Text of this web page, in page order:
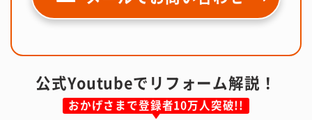
公式Youtubeでリフォーム解説！
おかげさまで登録者10万人突破!!